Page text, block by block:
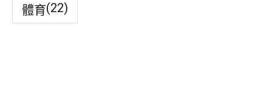
體育(22)